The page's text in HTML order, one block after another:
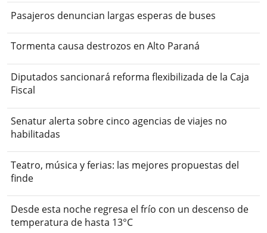
Pasajeros denuncian largas esperas de buses
Tormenta causa destrozos en Alto Paraná
Diputados sancionará reforma flexibilizada de la Caja
Fiscal
Senatur alerta sobre cinco agencias de viajes no
habilitadas
Teatro, música y ferias: las mejores propuestas del
finde
Desde esta noche regresa el frío con un descenso de
temperatura de hasta 13°C